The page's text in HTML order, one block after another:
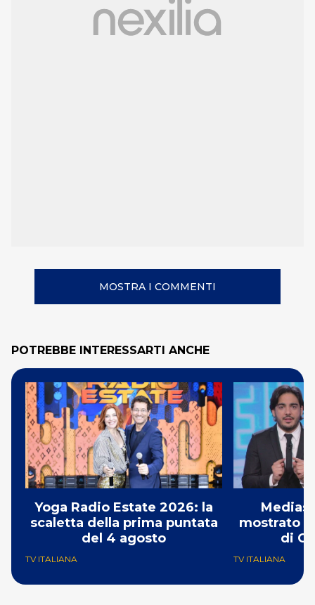
MOSTRA I COMMENTI
POTREBBE INTERESSARTI ANCHE
Yoga Radio Estate 2026: la
scaletta della prima puntata
del 4 agosto
TV ITALIANA
mostrato il
di
TV ITALIANA